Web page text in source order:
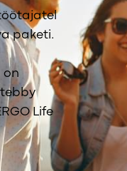
paketi.
on
Life